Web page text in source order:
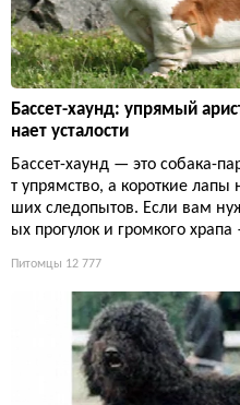
Бассет-хаунд: упрямый
нает усталости
Бассет-хаунд — это собака-
т упрямство, а короткие
ших следопытов. Если вам
ых прогулок и громкого
Питомцы 12 777